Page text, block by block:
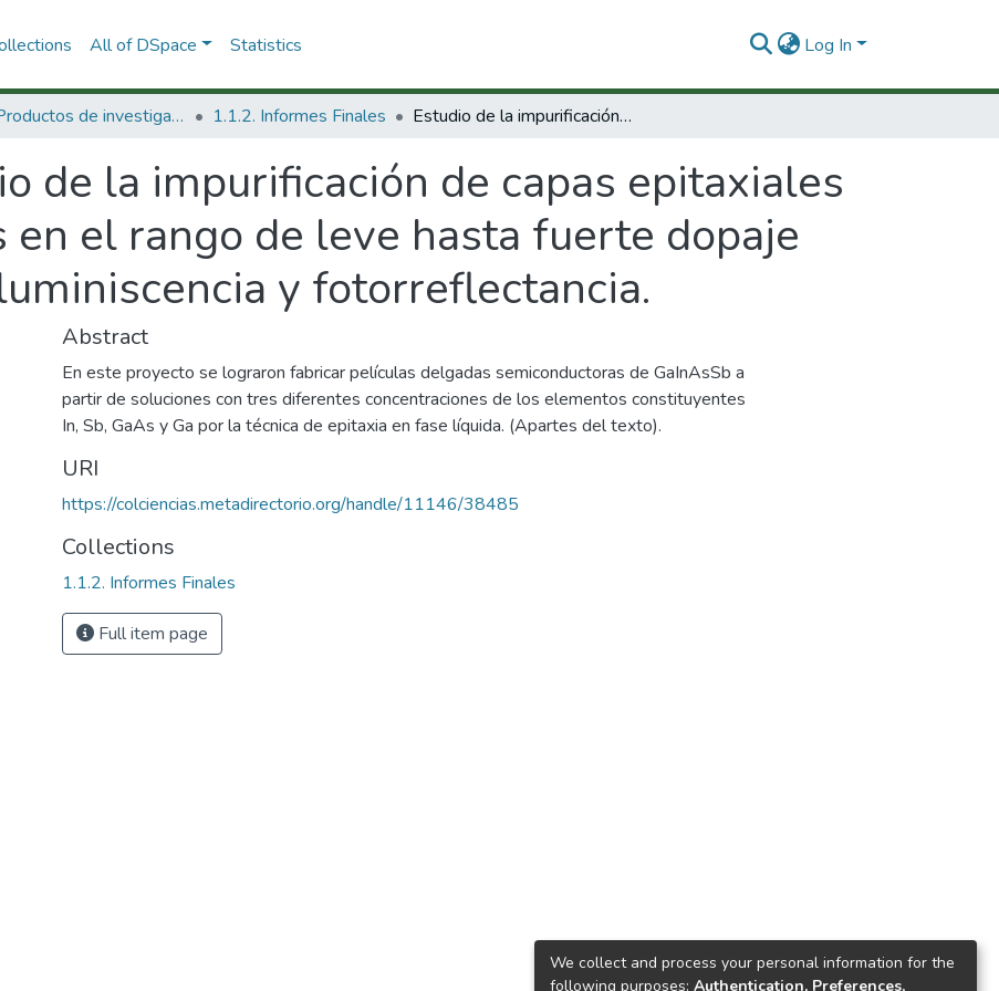
All of DSpace Statistics Log In
1.1 Productos de investigación 1.1.2. Informes Finales Estudio de la impurificación de capas epitaxiales de GaAs y AIGaAs en el rango de leve hasta fuerte dopaje por medio de fotoluminiscencia y fotorreflectancia.
de la impurificación de capas epitaxiales
en el rango de leve hasta fuerte dopaje
y fotorreflectancia.
Abstract
En este proyecto se lograron fabricar películas delgadas semiconductoras de GaInAsSb a
partir de soluciones con tres diferentes concentraciones de los elementos constituyentes
In, Sb, GaAs y Ga por la técnica de epitaxia en fase líquida. (Apartes del texto).
URI
https://colciencias.metadirectorio.org/handle/11146/38485
Collections
1.1.2. Informes Finales
Full item page
We collect and process your personal information for the
following purposes: Authentication, Preferences,